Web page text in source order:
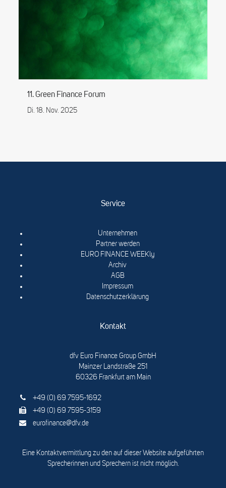
11. Green Finance Forum
Di. 18. Nov. 2025
Service
Unternehmen
Partner werden
EURO FINANCE WEEKly
Archiv
AGB
Impressum
Datenschutzerklärung
Kontakt
dfv Euro Finance Group GmbH
Mainzer Landstraße 251
60326 Frankfurt am Main
+49 (0) 69 7595-1692
+49 (0) 69 7595-3159
eurofinance@dfv.de
Eine Kontaktvermittlung zu den auf dieser Website aufgeführten
Sprecherinnen und Sprechern ist nicht möglich.